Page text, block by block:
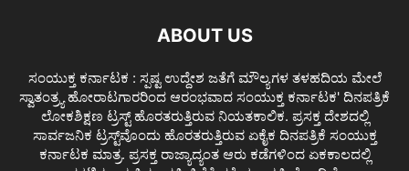
ABOUT US
ಸಂಯುಕ್ತ ಕರ್ನಾಟಕ : ಸ್ಪಷ್ಟ ಉದ್ದೇಶ ಜತೆಗೆ ಮೌಲ್ಯಗಳ ತಳಹದಿಯ ಮೇಲೆ
ಸ್ವಾತಂತ್ರ್ಯ ಹೋರಾಟಗಾರರಿಂದ ಆರಂಭವಾದ ಸಂಯುಕ್ತ ಕರ್ನಾಟಕ' ದಿನಪತ್ರಿಕೆ
ಲೋಕಶಿಕ್ಷಣ ಟ್ರಸ್ಟ್ ಹೊರತರುತ್ತಿರುವ ನಿಯತಕಾಲಿಕ. ಪ್ರಸಕ್ತ ದೇಶದಲ್ಲಿ
ಸಾರ್ವಜನಿಕ ಟ್ರಸ್ಟ್‌ವೊಂದು ಹೊರತರುತ್ತಿರುವ ಏಕೈಕ ದಿನಪತ್ರಿಕೆ ಸಂಯುಕ್ತ
ಕರ್ನಾಟಕ ಮಾತ್ರ. ಪ್ರಸಕ್ತ ರಾಜ್ಯಾದ್ಯಂತ ಆರು ಕಡೆಗಳಿಂದ ಏಕಕಾಲದಲ್ಲಿ